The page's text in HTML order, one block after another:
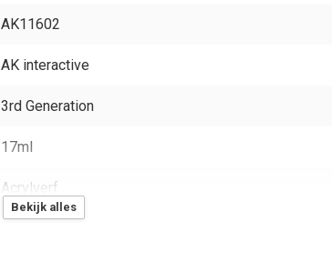
AK11602
AK interactive
3rd Generation
17ml
Acrylverf
Bekijk alles